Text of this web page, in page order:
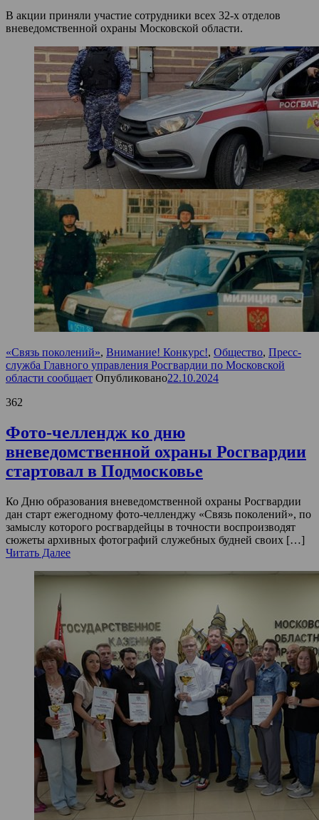
В акции приняли участие сотрудники всех 32-х отделов
вневедомственной охраны Московской области.
«Связь поколений», Внимание! Конкурс!, Общество, Пресс-
служба Главного управления Росгвардии по Московской
области сообщает Опубликовано22.10.2024
362
Фото-челлендж ко дню
вневедомственной охраны Росгвардии
стартовал в Подмосковье
Ко Дню образования вневедомственной охраны Росгвардии
дан старт ежегодному фото-челленджу «Связь поколений», по
замыслу которого росгвардейцы в точности воспроизводят
сюжеты архивных фотографий служебных будней своих […]
Читать Далее